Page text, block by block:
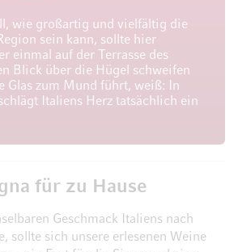
wie großartig und vielfältig die
sein kann, sollte hier
einmal auf der Terrasse des
Blick über die Hügel schweifen
Glas zum Mund führt, weiß: In
Italiens Herz tatsächlich ein
für zu Hause
Geschmack Italiens nach
sollte sich unsere erlesenen Weine